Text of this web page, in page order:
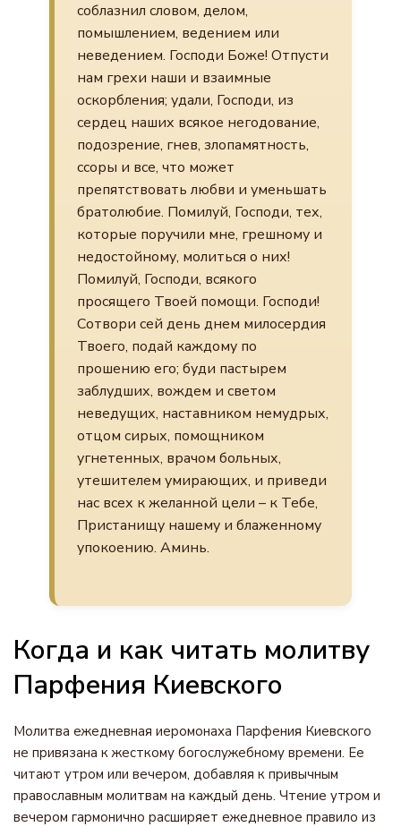
соблазнил словом, делом,
помышлением, ведением или
неведением. Господи Боже! Отпусти
нам грехи наши и взаимные
оскорбления; удали, Господи, из
сердец наших всякое негодование,
подозрение, гнев, злопамятность,
ссоры и все, что может
препятствовать любви и уменьшать
братолюбие. Помилуй, Господи, тех,
которые поручили мне, грешному и
недостойному, молиться о них!
Помилуй, Господи, всякого
просящего Твоей помощи. Господи!
Сотвори сей день днем милосердия
Твоего, подай каждому по
прошению его; буди пастырем
заблудших, вождем и светом
неведущих, наставником немудрых,
отцом сирых, помощником
угнетенных, врачом больных,
утешителем умирающих, и приведи
нас всех к желанной цели – к Тебе,
Пристанищу нашему и блаженному
упокоению. Аминь.
Когда и как читать молитву
Парфения Киевского
Молитва ежедневная иеромонаха Парфения Киевского
не привязана к жесткому богослужебному времени. Ее
читают утром или вечером, добавляя к привычным
православным молитвам на каждый день. Чтение утром и
вечером гармонично расширяет ежедневное правило из